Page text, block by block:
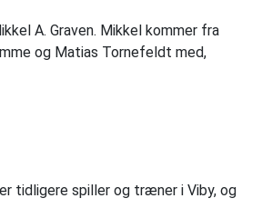
A. Graven. Mikkel kommer fra
og Matias Tornefeldt med,
tidligere spiller og træner i Viby, og